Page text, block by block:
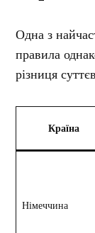
Одна з
правила
різниця
Країна
Німеччина